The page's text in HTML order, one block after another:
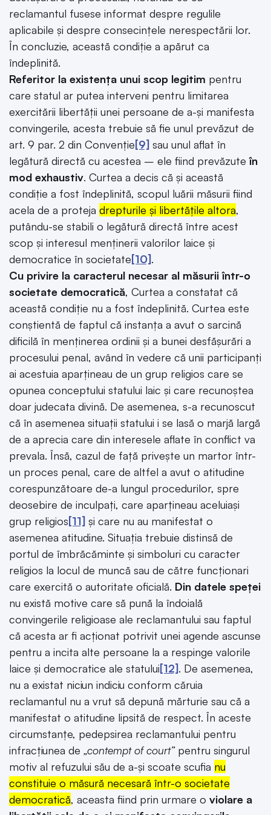
reclamantul fusese informat despre regulile
aplicabile și despre consecințele nerespectării lor.
În concluzie, această condiție a apărut ca
îndeplinită.
Referitor la existența unui scop legitim pentru
care statul ar putea interveni pentru limitarea
exercitării libertății unei persoane de a-și manifesta
convingerile, acesta trebuie să fie unul prevăzut de
art. 9 par. 2 din Convenție[9] sau unul aflat în
legătură directă cu acestea – ele fiind prevăzuteîn
mod exhaustiv. Curtea a decis că și această
condiție a fost îndeplinită, scopul luării măsurii fiind
acela de a proteja drepturile și libertățile altora,
putându-se stabili o legătură directă între acest
scop și interesul menținerii valorilor laice și
democratice în societate[10].
Cu privire la caracterul necesar al măsurii într-o
societate democratică, Curtea a constatat că
această condiție nu a fost îndeplinită. Curtea este
conștientă de faptul că instanța a avut o sarcină
dificilă în menținerea ordinii și a bunei desfășurări a
procesului penal, având în vedere că unii participanți
ai acestuia aparțineau de un grup religios care se
opunea conceptului statului laic și care recunoștea
doar judecata divină. De asemenea, s-a recunoscut
că în asemenea situații statului i se lasă o marjă largă
de a aprecia care din interesele aflate în conflict va
prevala. Însă, cazul de față privește un martor într-
un proces penal, care de altfel a avut o atitudine
corespunzătoare de-a lungul procedurilor, spre
deosebire de inculpați, care aparțineau aceluiași
grup religios[11] și care nu au manifestat o
asemenea atitudine. Situația trebuie distinsă de
portul de îmbrăcăminte și simboluri cu caracter
religios la locul de muncă sau de către funcționari
care exercită o autoritate oficială. Din datele speței
nu există motive care să pună la îndoială
convingerile religioase ale reclamantului sau faptul
că acesta ar fi acționat potrivit unei agende ascunse
pentru a incita alte persoane la a respinge valorile
laice și democratice ale statului[12]. De asemenea,
nu a existat niciun indiciu conform căruia
reclamantul nu a vrut să depună mărturie sau că a
manifestat o atitudine lipsită de respect. În aceste
circumstanțe, pedepsirea reclamantului pentru
infracțiunea de „contempt of court”pentru singurul
motiv al refuzului său de a-și scoate scufia nu
constituie o măsură necesară într-o societate
democratică, aceasta fiind prin urmare o violare a